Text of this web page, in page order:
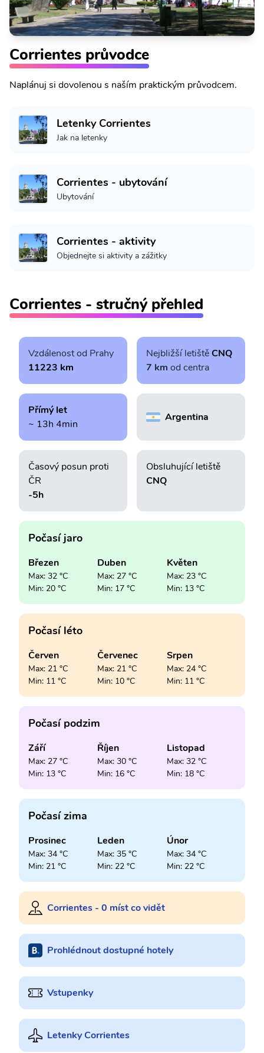
Corrientes průvodce
Naplánuj si dovolenou s naším praktickým průvodcem.
Letenky Corrientes
Jak na letenky
Corrientes - ubytování
Ubytování
Corrientes - aktivity
Objednejte si aktivity a zážitky
Corrientes - stručný přehled
Vzdálenost od Prahy
11223 km
Nejbližší letištěCNQ
7 km od centra
Přímý let
~ 13h 4min
Argentina
Časový posun proti
ČR
-5h
Obsluhující letiště
CNQ
Počasí jaro
Březen
Max: 32 °C
Min: 20 °C
Duben
Max: 27 °C
Min: 17 °C
Květen
Max: 23 °C
Min: 13 °C
Počasí léto
Červen
Max: 21 °C
Min: 11 °C
Červenec
Max: 21 °C
Min: 10 °C
Srpen
Max: 24 °C
Min: 11 °C
Počasí podzim
Září
Max: 27 °C
Min: 13 °C
Říjen
Max: 30 °C
Min: 16 °C
Listopad
Max: 32 °C
Min: 18 °C
Počasí zima
Prosinec
Max: 34 °C
Min: 21 °C
Leden
Max: 35 °C
Min: 22 °C
Únor
Max: 34 °C
Min: 22 °C
Corrientes - 0 míst co vidět
Prohlédnout dostupné hotely
Vstupenky
Letenky Corrientes